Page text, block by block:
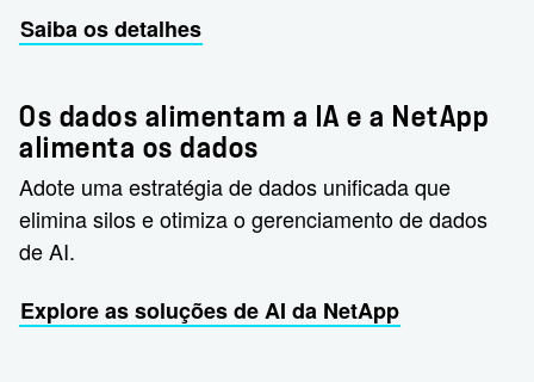
Saiba os detalhes
Os dados alimentam a IA e a NetApp
alimenta os dados
Adote uma estratégia de dados unificada que
elimina silos e otimiza o gerenciamento de dados
de AI.
Explore as soluções de AI da NetApp